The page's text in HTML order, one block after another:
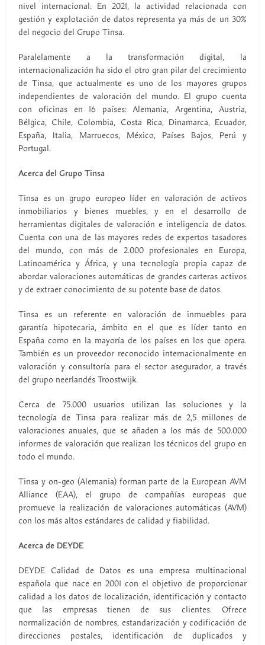
nivel internacional. En 2021, la actividad relacionada con
gestión y explotación de datos representa ya más de un 30%
del negocio del Grupo Tinsa.
Paralelamente a la transformación digital, la
internacionalización ha sido el otro gran pilar del crecimiento
de Tinsa, que actualmente es uno de los mayores grupos
independientes de valoración del mundo. El grupo cuenta
con oficinas en 16 países: Alemania, Argentina, Austria,
Bélgica, Chile, Colombia, Costa Rica, Dinamarca, Ecuador,
España, Italia, Marruecos, México, Países Bajos, Perú y
Portugal.
Acerca del Grupo Tinsa
Tinsa es un grupo europeo líder en valoración de activos
inmobiliarios y bienes muebles, y en el desarrollo de
herramientas digitales de valoración e inteligencia de datos.
Cuenta con una de las mayores redes de expertos tasadores
del mundo, con más de 2.000 profesionales en Europa,
Latinoamérica y África, y una tecnología propia capaz de
abordar valoraciones automáticas de grandes carteras activos
y de extraer conocimiento de su potente base de datos.
Tinsa es un referente en valoración de inmuebles para
garantía hipotecaria, ámbito en el que es líder tanto en
España como en la mayoría de los países en los que opera.
También es un proveedor reconocido internacionalmente en
valoración y consultoría para el sector asegurador, a través
del grupo neerlandés Troostwijk.
Cerca de 75.000 usuarios utilizan las soluciones y la
tecnología de Tinsa para realizar más de 2,5 millones de
valoraciones anuales, que se añaden a los más de 500.000
informes de valoración que realizan los técnicos del grupo en
todo el mundo.
Tinsa y on-geo (Alemania) forman parte de la European AVM
Alliance (EAA), el grupo de compañías europeas que
promueve la realización de valoraciones automáticas (AVM)
con los más altos estándares de calidad y fiabilidad.
Acerca de DEYDE
DEYDE Calidad de Datos es una empresa multinacional
española que nace en 2001 con el objetivo de proporcionar
calidad a los datos de localización, identificación y contacto
que las empresas tienen de sus clientes. Ofrece
normalización de nombres, estandarización y codificación de
direcciones postales, identificación de duplicados y